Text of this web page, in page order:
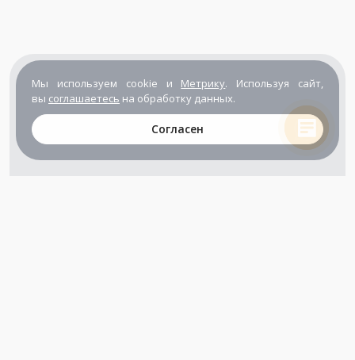
Мы используем cookie и Метрику. Используя сайт,
вы соглашаетесь на обработку данных.
Согласен